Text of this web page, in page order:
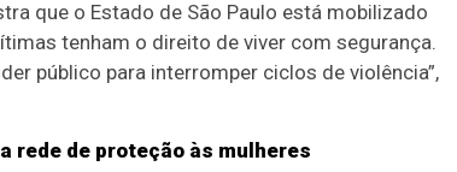
que o Estado de São Paulo está mobilizado
tenham o direito de viver com segurança.
público para interromper ciclos de violência”,
rede de proteção às mulheres